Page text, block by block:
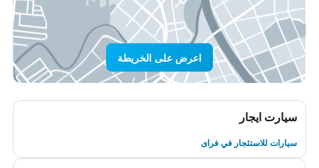
اعرض على الخريطة
سيارت ايجار
سيارات للاستئجار في فراى